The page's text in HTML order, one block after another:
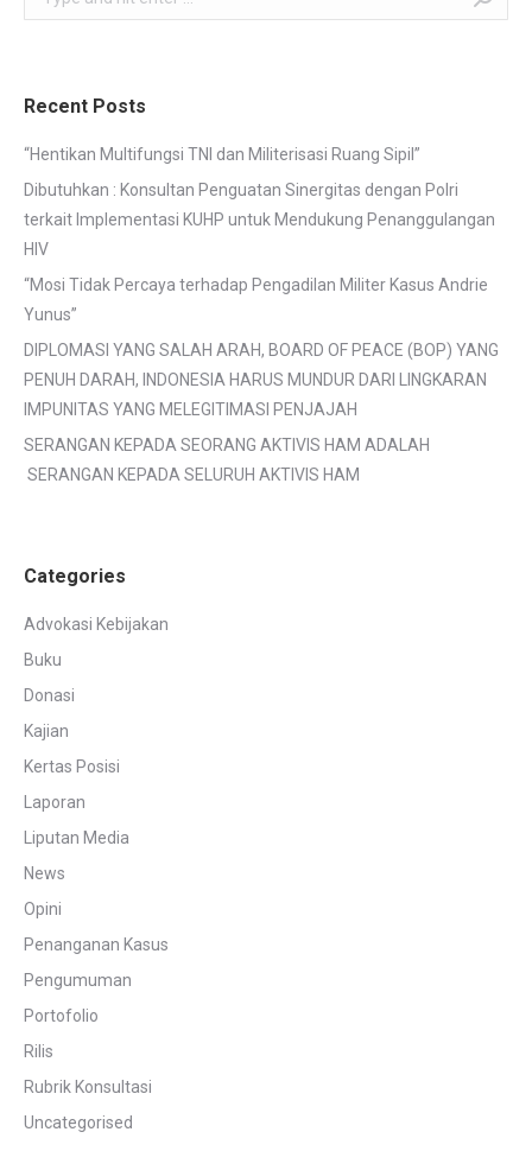
Recent Posts
“Hentikan Multifungsi TNI dan Militerisasi Ruang Sipil”
Dibutuhkan : Konsultan Penguatan Sinergitas dengan Polri
terkait Implementasi KUHP untuk Mendukung Penanggulangan
HIV
“Mosi Tidak Percaya terhadap Pengadilan Militer Kasus Andrie
Yunus”
DIPLOMASI YANG SALAH ARAH, BOARD OF PEACE (BOP) YANG
PENUH DARAH, INDONESIA HARUS MUNDUR DARI LINGKARAN
IMPUNITAS YANG MELEGITIMASI PENJAJAH
SERANGAN KEPADA SEORANG AKTIVIS HAM ADALAH
SERANGAN KEPADA SELURUH AKTIVIS HAM
Categories
Advokasi Kebijakan
Buku
Donasi
Kajian
Kertas Posisi
Laporan
Liputan Media
News
Opini
Penanganan Kasus
Pengumuman
Portofolio
Rilis
Rubrik Konsultasi
Uncategorised